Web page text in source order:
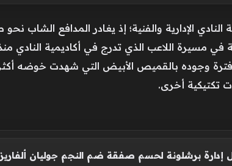
الإدارية والفنية؛ إذ يغادر المدافع
وجوده بالقميص الأبيض التي شهدت خوضه
تكتيكية أخرى.
برشلونة لحسم صفقة ضم النجم جوليان ألفاريز